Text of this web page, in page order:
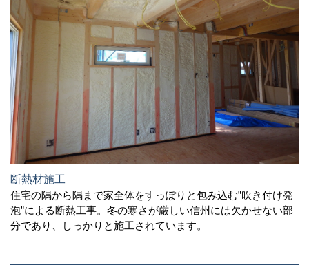
断熱材施工
住宅の隅から隅まで家全体をすっぽりと包み込む”吹き付け発
泡”による断熱工事。冬の寒さが厳しい信州には欠かせない部
分であり、しっかりと施工されています。